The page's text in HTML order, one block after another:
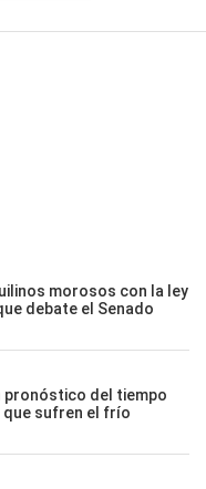
morosos con la ley
debate el Senado
pronóstico del tiempo
que sufren el frío